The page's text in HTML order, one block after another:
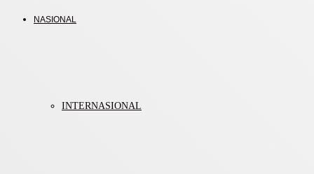
NASIONAL
INTERNASIONAL